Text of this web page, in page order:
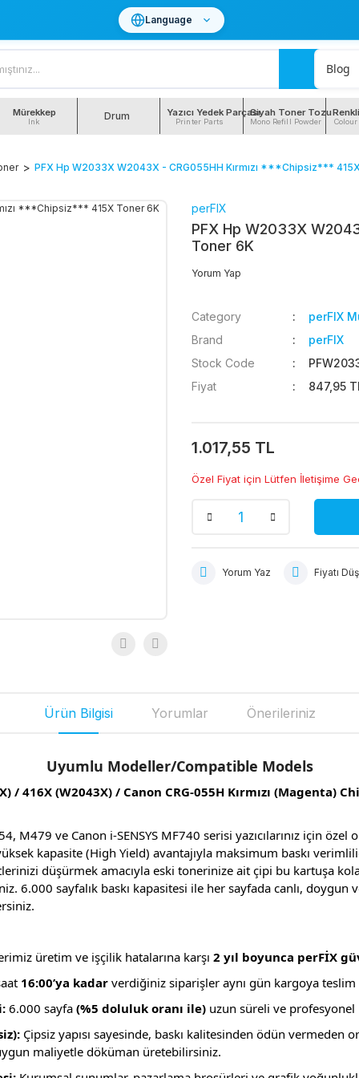
Language
Blog
Mürekkep
Ink Drum Yazıcı Yedek Parçası
Printer Parts
Siyah Toner Tozu
Mono Refill Powder
PFX Hp W2033X W2043X - CRG055HH Kırmızı ***Chipsiz***
perFIX
PFX Hp W2033X
Toner 6K
Yorum Yap
Category
perFIX
Brand
perFIX
Stock Code
Fiyat
847,95
1.017,55 TL
Özel Fiyat için Lütfen İletişime
Yorum Yaz Fiyatı
Ürün Bilgisi Yorumlar Önerileriniz
Uyumlu Modeller/Compatible Models
/ 416X (W2043X) / Canon CRG-055H Kırmızı (Magenta)
M479 ve Canon i-SENSYS MF740 serisi yazıcılarınız için
kapasite (High Yield) avantajıyla maksimum baskı
düşürmek amacıyla eski tonerinize ait çipi bu kartuşa
6.000 sayfalık baskı kapasitesi ile her sayfada canlı, doygun
üretim ve işçilik hatalarına karşı 2 yıl boyunca perFİX
16:00’ya kadar verdiğiniz siparişler aynı gün kargoya teslim
6.000 sayfa (%5 doluluk oranı ile) uzun süreli ve profesyonel
Çipsiz yapısı sayesinde, baskı kalitesinden ödün vermeden
maliyetle döküman üretebilirsiniz.